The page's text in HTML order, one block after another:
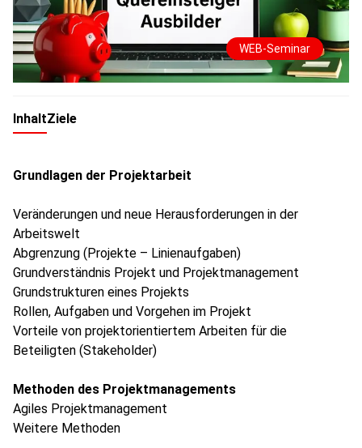
WEB-Seminar
InhaltZiele
Grundlagen der Projektarbeit
Veränderungen und neue Herausforderungen in der
Arbeitswelt
Abgrenzung (Projekte – Linienaufgaben)
Grundverständnis Projekt und Projektmanagement
Grundstrukturen eines Projekts
Rollen, Aufgaben und Vorgehen im Projekt
Vorteile von projektorientiertem Arbeiten für die
Beteiligten (Stakeholder)
Methoden des Projektmanagements
Agiles Projektmanagement
Weitere Methoden